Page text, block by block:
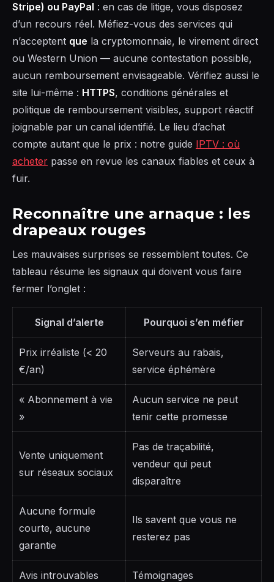
Stripe) ou PayPal : en cas de litige, vous disposez
d’un recours réel. Méfiez-vous des services qui
n’acceptent que la cryptomonnaie, le virement direct
ou Western Union — aucune contestation possible,
aucun remboursement envisageable. Vérifiez aussi le
site lui-même : HTTPS, conditions générales et
politique de remboursement visibles, support réactif
joignable par un canal identifié. Le lieu d’achat
compte autant que le prix : notre guide IPTV : où
acheter passe en revue les canaux fiables et ceux à
fuir.
Reconnaître une arnaque : les
drapeaux rouges
Les mauvaises surprises se ressemblent toutes. Ce
tableau résume les signaux qui doivent vous faire
fermer l’onglet :
Signal d’alerte Pourquoi s’en méfier
Prix irréaliste (< 20
€/an)
Serveurs au rabais,
service éphémère
« Abonnement à vie
»
Aucun service ne peut
tenir cette promesse
Vente uniquement
sur réseaux sociaux
Pas de traçabilité,
vendeur qui peut
disparaître
Aucune formule
courte, aucune
garantie
Ils savent que vous ne
resterez pas
Avis introuvables Témoignages